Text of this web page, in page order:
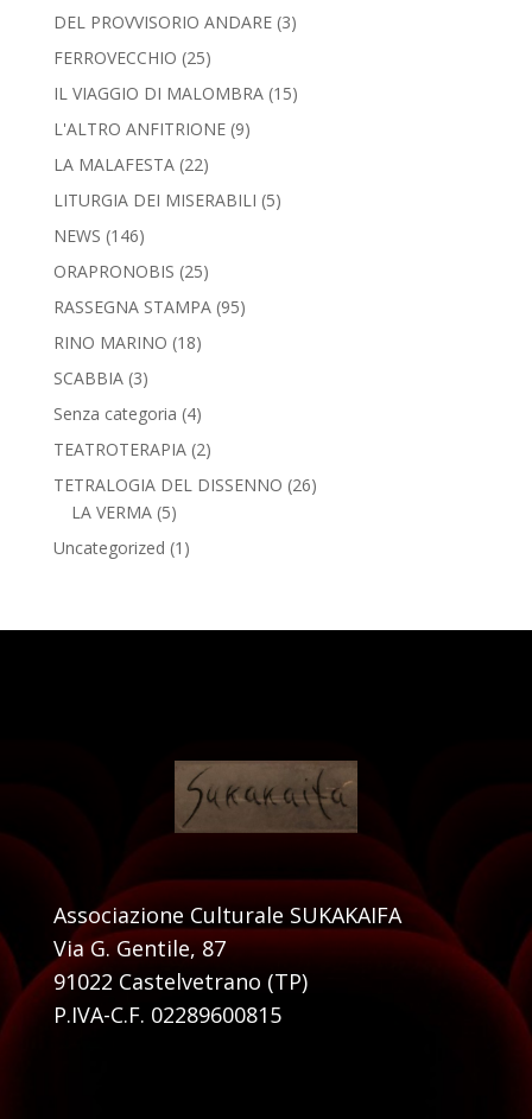
DEL PROVVISORIO ANDARE(3)
FERROVECCHIO (25)
IL VIAGGIO DI MALOMBRA(15)
L'ALTRO ANFITRIONE(9)
LA MALAFESTA(22)
LITURGIA DEI MISERABILI (5)
NEWS (146)
ORAPRONOBIS (25)
RASSEGNA STAMPA(95)
RINO MARINO (18)
SCABBIA(3)
Senza categoria (4)
TEATROTERAPIA(2)
TETRALOGIA DEL DISSENNO (26)
LA VERMA(5)
Uncategorized (1)
Associazione Culturale SUKAKAIFA
Via G. Gentile, 87
91022 Castelvetrano (TP)
P.IVA-C.F. 02289600815